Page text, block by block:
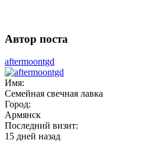
Автор поста
aftermoontgd
Имя:
Семейная свечная лавка
Город:
Армянск
Последний визит:
15 дней назад